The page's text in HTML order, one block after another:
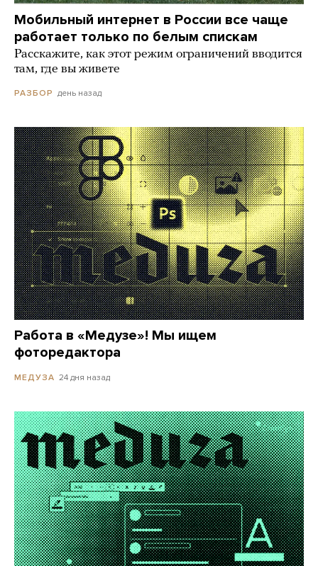
Мобильный интернет в России все чаще
работает только по белым спискам
Расскажите, как этот режим ограничений вводится
там, где вы живете
РАЗБОР день назад
Работа в «Медузе»! Мы ищем
фоторедактора
МЕДУЗА 24 дня назад